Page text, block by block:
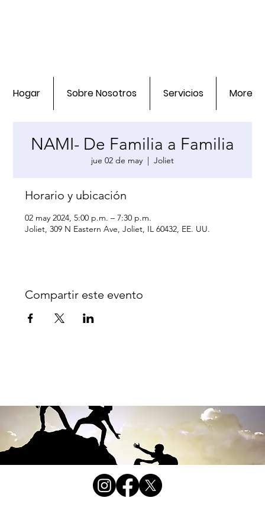
Hogar Sobre Nosotros Servicios More
NAMI- De Familia a Familia
jue 02 de may Joliet
Horario y ubicación
02 may 2024, 5:00 p.m. – 7:30 p.m.
Joliet, 309 N Eastern Ave, Joliet, IL 60432, EE. UU.
Compartir este evento